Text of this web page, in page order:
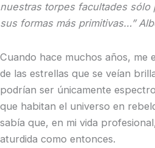
nuestras torpes facultades
sus formas más primitivas…”
Cuando hace muchos años, me
de las estrellas que se veían
podrían ser únicamente
que habitan el universo en
sabía que, en mi vida
aturdida como entonces.